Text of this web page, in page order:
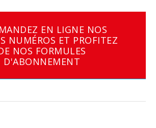
EN LIGNE NOS
NUMÉROS ET PROFITEZ
NOS FORMULES
D'ABONNEMENT